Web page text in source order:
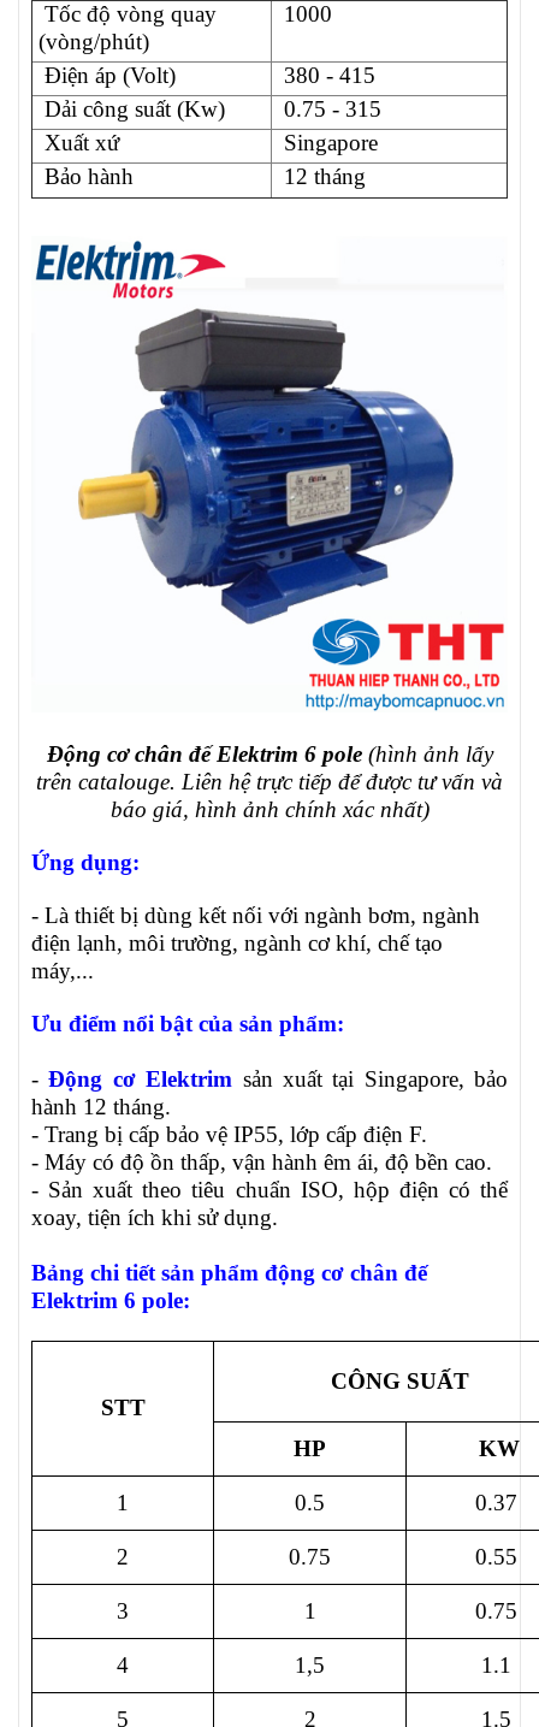
Tốc độ vòng quay
(vòng/phút)
1000
Điện áp (Volt)
380 - 415
Dải công suất (Kw)
0.75 - 315
Xuất xứ
Singapore
Bảo hành
12 tháng
Động cơ chân đế Elektrim 6 pole(hình ảnh lấy
trên catalouge. Liên hệ trực tiếp để được tư vấn và
báo giá, hình ảnh chính xác nhất)
Ứng dụng:
- Là thiết bị dùng kết nối với ngành bơm, ngành
điện lạnh, môi trường, ngành cơ khí, chế tạo
máy,...
Ưu điểm nổi bật của sản phẩm:
-Động cơ Elektrim sản xuất tại Singapore, bảo
hành 12 tháng.
- Trang bị cấp bảo vệ IP55, lớp cấp điện F.
- Máy có độ ồn thấp, vận hành êm ái, độ bền cao.
- Sản xuất theo tiêu chuẩn ISO, hộp điện có thể
xoay, tiện ích khi sử dụng.
Bảng chi tiết sản phẩm động cơ chân đế
Elektrim 6 pole:
STT
CÔNG SUẤT
HP KW
1 0.5 0.37
2 0.75 0.55
3 1 0.75
4 1,5 1.1
5 2 1.5